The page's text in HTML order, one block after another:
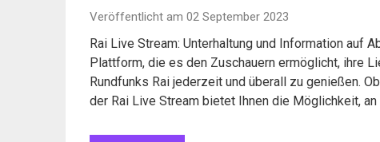
Veröffentlicht am 02 September 2023
Rai Live Stream: Unterhaltung und Information auf
Plattform, die es den Zuschauern ermöglicht, ihre
Rundfunks Rai jederzeit und überall zu genießen.
der Rai Live Stream bietet Ihnen die Möglichkeit,